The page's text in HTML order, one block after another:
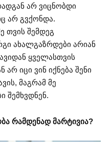
არ ვიცნობდი
არ გვქონდა.
თვის შემდეგ
ახალგაზრდები არიან
ყველასთვის
იცი ვინ იქნება შენი
მაგრამ მე
შემხვდნენ.
რამდენად მარტივია?